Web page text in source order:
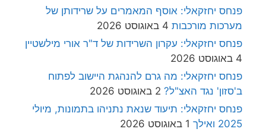
פנחס יחזקאלי: אוסף המאמרים על שרידותן של
מערכות מורכבות 4 באוגוסט 2026
פנחס יחזקאלי: עקרון השרידות של ד"ר אורי מילשטיין
4 באוגוסט 2026
פנחס יחזקאלי: מה גרם להנהגת היישוב לפתוח
ב'סזון' נגד האצ"ל? 2 באוגוסט 2026
פנחס יחזקאלי: תיעוד שנאת נתניהו בתמונות, מיולי
2025 ואילך
1 באוגוסט 2026